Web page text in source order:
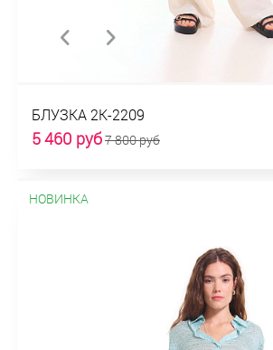
БЛУЗКА 2К-2209
5 460 руб7 800 руб
НОВИНКА